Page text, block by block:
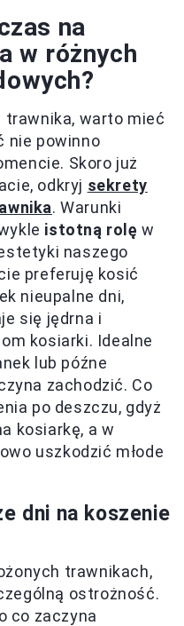
na
w różnych
trawnika, warto mieć
nie powinno
Skoro już
odkryj sekrety
. Warunki
istotną rolę w
naszego
preferuję kosić
nieupalne dni,
się jędrna i
kosiarki. Idealne
lub późne
zachodzić. Co
po deszczu, gdyż
kosiarkę, a w
uszkodzić młode
dni na koszenie
trawnikach,
ostrożność.
co zaczyna